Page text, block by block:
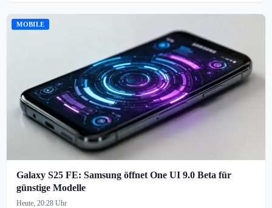
MOBILE
Galaxy S25 FE: Samsung öffnet One UI 9.0 Beta für
günstige Modelle
Heute, 20:28 Uhr